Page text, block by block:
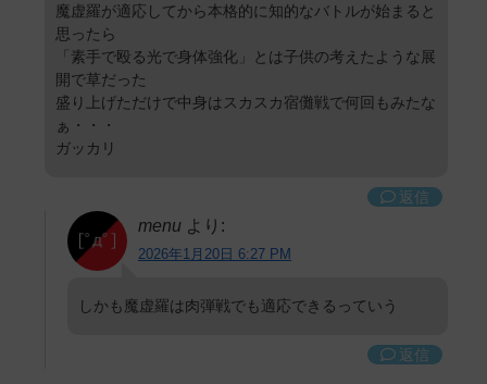
魔虚羅が適応してから本格的に知的なバトルが始まると
思ったら
「素手で殴る光で身体強化」とは子供の考えたような展
開で草だった
盛り上げただけで中身はスカスカ宿儺戦で何回もみたな
ぁ・・・
ガッカリ
返信
menu より:
2026年1月20日 6:27 PM
しかも魔虚羅は肉弾戦でも適応できるっていう
返信